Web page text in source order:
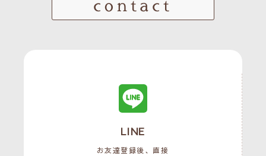
contact
LINE
お友達登録後、直接